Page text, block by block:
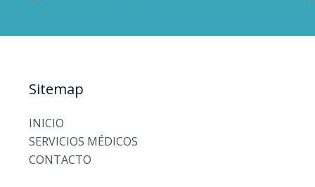
Sitemap
INICIO
SERVICIOS MÉDICOS
CONTACTO